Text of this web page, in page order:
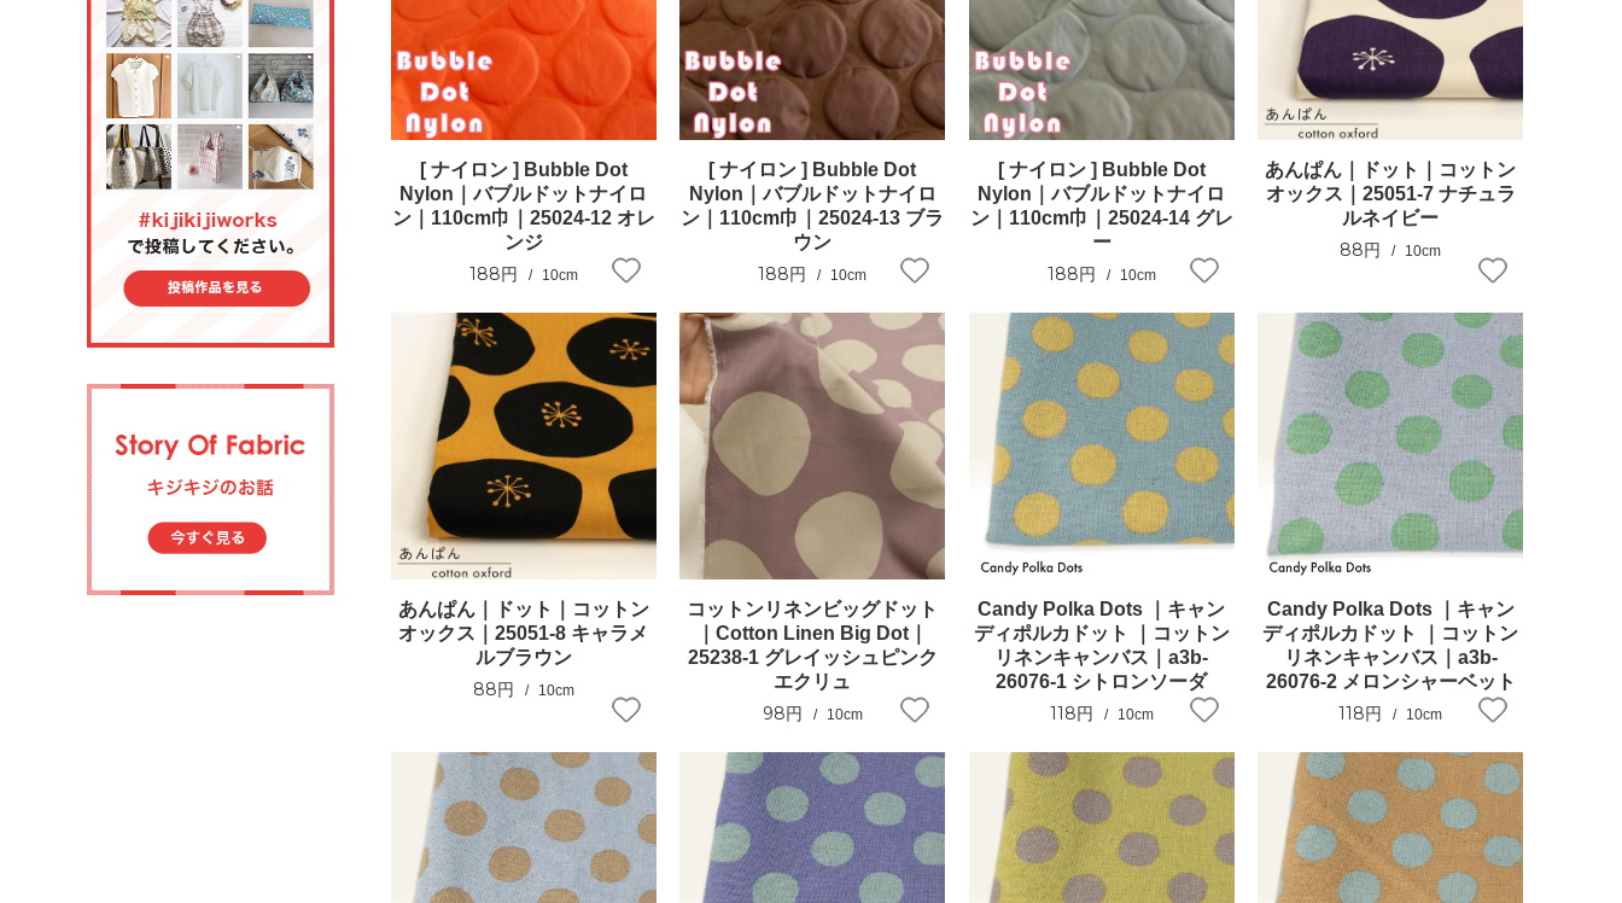
[ ナイロン ] Bubble Dot
Nylon｜バブルドットナイロ
ン｜110cm巾｜25024-12 オレ
ンジ
188円 10cm
[ ナイロン ] Bubble Dot
Nylon｜バブルドットナイロ
ン｜110cm巾｜25024-13 ブラ
ウン
188円 10cm
[ ナイロン ] Bubble Dot
Nylon｜バブルドットナイロ
ン｜110cm巾｜25024-14 グレ
ー
188円 10cm
あんぱん｜ドット｜コットン
オックス｜25051-7 ナチュラ
ルネイビー
88円 10cm
あんぱん｜ドット｜コットン
オックス｜25051-8 キャラメ
ルブラウン
88円 10cm
コットンリネンビッグドット
｜Cotton Linen Big Dot｜
25238-1 グレイッシュピンク
エクリュ
98円 10cm
Candy Polka Dots ｜キャン
ディポルカドット ｜コットン
リネンキャンバス｜a3b-
26076-1 シトロンソーダ
118円 10cm
Candy Polka Dots ｜キャン
ディポルカドット ｜コットン
リネンキャンバス｜a3b-
26076-2 メロンシャーベット
118円 10cm